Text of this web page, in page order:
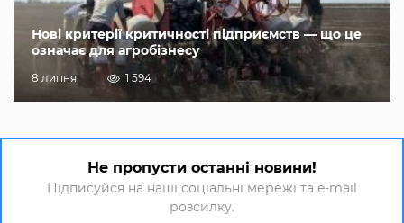
Нові критерії критичності підприємств — що це
означає для агробізнесу
8 липня 1 594
Не пропусти останні новини!
Підписуйся на наші соціальні мережі та e-mail
розсилку.